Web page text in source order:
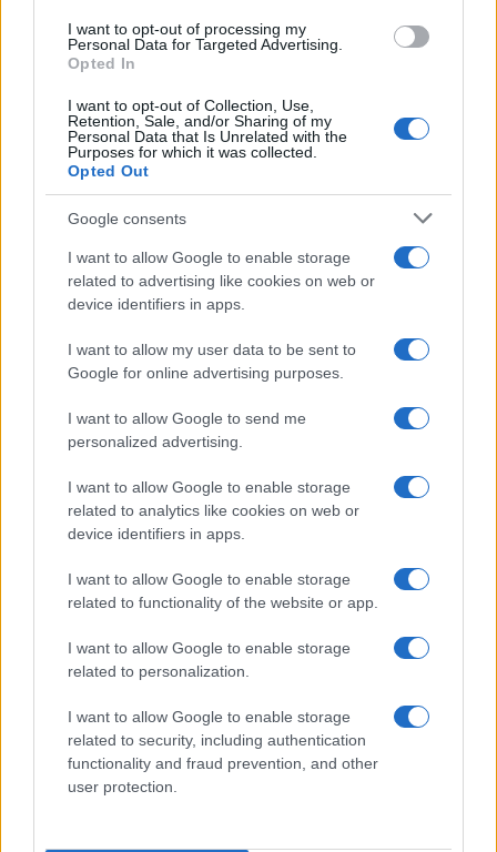
I want to opt-out of processing my
Personal Data for Targeted Advertising.
Opted In
I want to opt-out of Collection, Use,
Retention, Sale, and/or Sharing of my
Personal Data that Is Unrelated with the
Purposes for which it was collected.
Opted Out
Google consents
I want to allow Google to enable storage
related to advertising like cookies on web or
device identifiers in apps.
I want to allow my user data to be sent to
Google for online advertising purposes.
I want to allow Google to send me
personalized advertising.
I want to allow Google to enable storage
related to analytics like cookies on web or
device identifiers in apps.
I want to allow Google to enable storage
related to functionality of the website or app.
I want to allow Google to enable storage
related to personalization.
I want to allow Google to enable storage
related to security, including authentication
functionality and fraud prevention, and other
user protection.
Nombre Precio
(BTC)
$64,579.00
Ethereum
(ETH)
$1,907.32
BNB
(XRP)
(SOL)
$0.198
Avalanche
(AVAX)
$6.37